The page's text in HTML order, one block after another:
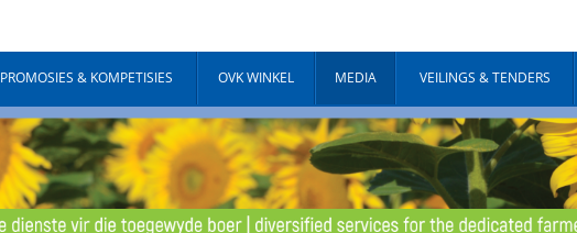
PROMOSIES & KOMPETISIES OVK WINKEL MEDIA VEILINGS & TENDERS